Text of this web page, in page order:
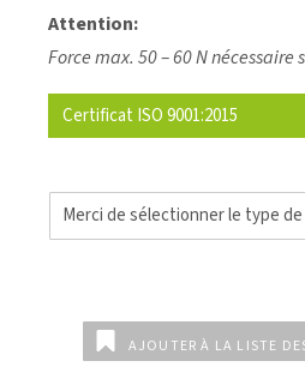
Attention:
Force max. 50 – 60 N nécessaire
Certificat ISO 9001:2015
AJOUTER À LA LISTE